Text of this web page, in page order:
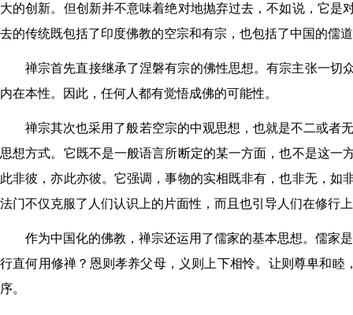
大的创新。但创新并不意味着绝对地抛弃过去，不如说，它
去的传统既包括了印度佛教的空宗和有宗，也包括了中国的儒
禅宗首先直接继承了涅磐有宗的佛性思想。有宗主张一切
内在本性。因此，任何人都有觉悟成佛的可能性。
禅宗其次也采用了般若空宗的中观思想，也就是不二或者
思想方式。它既不是一般语言所断定的某一方面，也不是这
此非彼，亦此亦彼。它强调，事物的实相既非有，也非无，
法门不仅克服了人们认识上的片面性，而且也引导人们在修行
作为中国化的佛教，禅宗还运用了儒家的基本思想。儒家
行直何用修禅？恩则孝养父母，义则上下相怜。让则尊卑和
序。